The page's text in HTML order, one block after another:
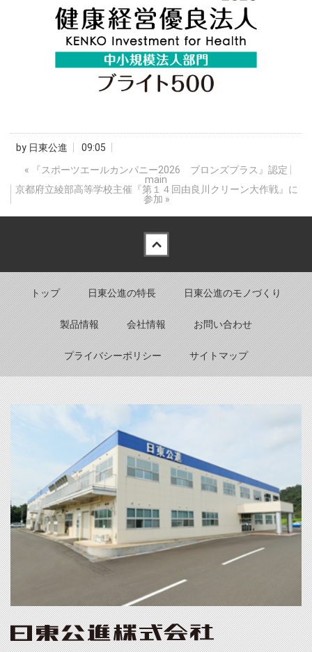
by 日東公進
09:05
«
『スポーツエールカンパニー2026 ブロンズプラス』認定
main
京都府立綾部高等学校主催『第１４回由良川クリーン大作戦』に
参加 »
トップ 日東公進の特長 日東公進のモノづくり
製品情報 会社情報 お問い合わせ
プライバシーポリシー サイトマップ
Back to top